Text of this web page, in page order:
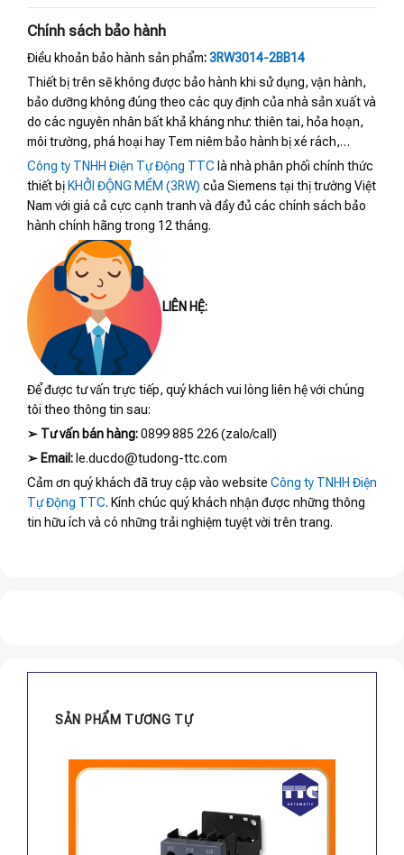
Chính sách bảo hành
Điều khoản bảo hành sản phẩm:3RW3014-2BB14
Thiết bị trên sẽ không được bảo hành khi sử dụng, vận hành,
bảo dưỡng không đúng theo các quy định của nhà sản xuất và
do các nguyên nhân bất khả kháng như: thiên tai, hỏa hoạn,
môi trường, phá hoại hay Tem niêm bảo hành bị xé rách,…
Công ty TNHH Điện Tự Động TTC là nhà phân phối chính thức
thiết bị KHỞI ĐỘNG MỀM (3RW) của Siemens tại thị trường Việt
Nam với giá cả cực cạnh tranh và đầy đủ các chính sách bảo
hành chính hãng trong 12 tháng.
LIÊN HỆ:
Để được tư vấn trực tiếp, quý khách vui lòng liên hệ với chúng
tôi theo thông tin sau:
➢ Tư vấn bán hàng:0899 885 226 (zalo/call)
➢ Email: le.ducdo@tudong-ttc.com
Cảm ơn quý khách đã truy cập vào website Công ty TNHH Điện
Tự Động TTC. Kính chúc quý khách nhận được những thông
tin hữu ích và có những trải nghiệm tuyệt vời trên trang.
SẢN PHẨM TƯƠNG TỰ